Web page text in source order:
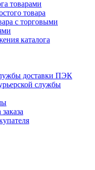
товарами
товара
с торговыми
каталога
доставки ПЭК
службы